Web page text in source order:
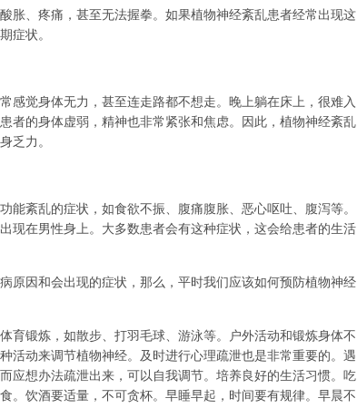
胀、疼痛，甚至无法握拳。如果植物神经紊乱患者经常出现这
症状。
感觉身体无力，甚至连走路都不想走。晚上躺在床上，很难入
者的身体虚弱，精神也非常紧张和焦虑。因此，植物神经紊乱
乏力。
能紊乱的症状，如食欲不振、腹痛腹胀、恶心呕吐、腹泻等。
现在男性身上。大多数患者会有这种症状，这会给患者的生活
原因和会出现的症状，那么，平时我们应该如何预防植物神经
育锻炼，如散步、打羽毛球、游泳等。户外活动和锻炼身体不
活动来调节植物神经。及时进行心理疏泄也是非常重要的。遇
应想办法疏泄出来，可以自我调节。培养良好的生活习惯。吃
。饮酒要适量，不可贪杯。早睡早起，时间要有规律。早晨不